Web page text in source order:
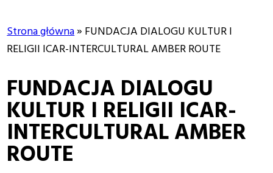
Ścieżka
nawigacyjna
Strona główna
FUNDACJA DIALOGU KULTUR I
RELIGII ICAR-INTERCULTURAL AMBER ROUTE
FUNDACJA DIALOGU
KULTUR I RELIGII ICAR-
INTERCULTURAL AMBER
ROUTE